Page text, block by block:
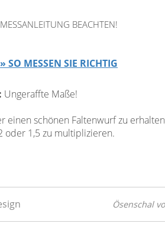
MESSANLEITUNG BEACHTEN!
» SO MESSEN SIE RICHTIG
Ungeraffte Maße!
einen schönen Faltenwurf zu
oder 1,5 zu multiplizieren.
Ösenschal